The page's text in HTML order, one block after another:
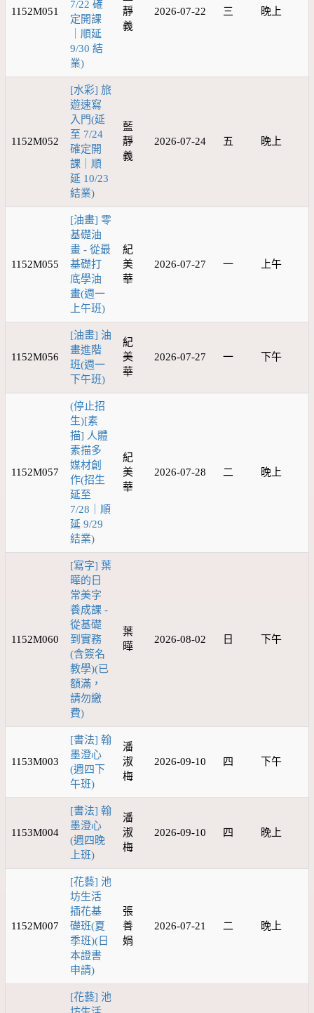
1152M051
7/22 確
定開課
｜順延
9/30 結
業)
靜
義
2026-07-22 三 晚上
1152M052
[水彩] 旅
遊速寫
入門(延
至 7/24
確定開
課｜順
延 10/23
結業)
藍
靜
義
2026-07-24 五 晚上
1152M055
[油畫] 零
基礎油
畫 - 從最
基礎打
底學油
畫(週一
上午班)
紀
美
華
2026-07-27 一 上午
1152M056
[油畫] 油
畫進階
班(週一
下午班)
紀
美
華
2026-07-27 一 下午
1152M057
(停止招
生)[素
描] 人體
素描多
媒材創
作(招生
延至
7/28｜順
延 9/29
結業)
紀
美
華
2026-07-28 二 晚上
1152M060
[寫字] 葉
曄的日
常美字
養成課 -
從基礎
到實務
(含簽名
教學)(已
額滿，
請勿繳
費)
葉
曄
2026-08-02 日 下午
1153M003
[書法] 翰
墨澄心
(週四下
午班)
潘
淑
梅
2026-09-10 四 下午
1153M004
[書法] 翰
墨澄心
(週四晚
上班)
潘
淑
梅
2026-09-10 四 晚上
1152M007
[花藝] 池
坊生活
插花基
礎班(夏
季班)(日
本證書
申請)
張
善
娟
2026-07-21 二 晚上
[花藝] 池